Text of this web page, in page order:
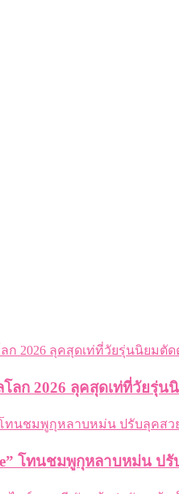
ลก 2026 ลุคสุดเท่ที่วัยรุ่น
โทนชมพูกุหลาบหม่น ป